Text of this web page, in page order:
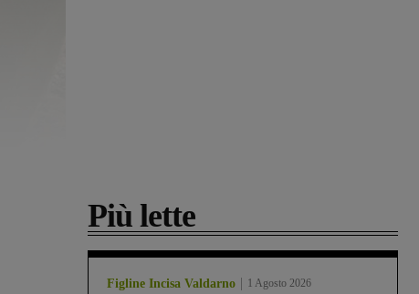
Più lette
Figline Incisa Valdarno 1 Agosto 2026